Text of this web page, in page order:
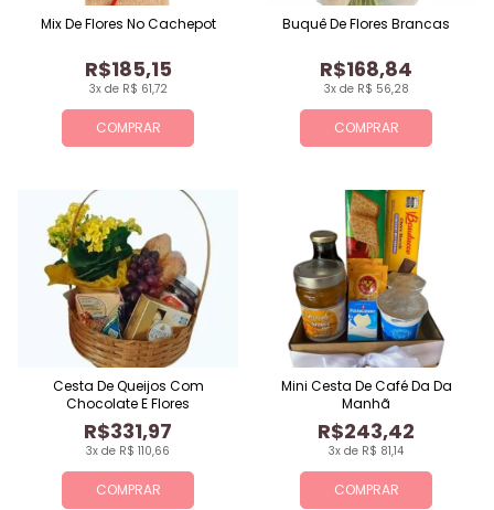
COMPRAR
3x de R$ 61,72
R$185,15
Mix De Flores No Cachepot
COMPRAR
3x de R$ 56,28
R$168,84
Buquê De Flores Brancas
COMPRAR
3x de R$ 110,66
R$331,97
Cesta De Queijos Com
Chocolate E Flores
COMPRAR
3x de R$ 81,14
R$243,42
Mini Cesta De Café Da Da
Manhã